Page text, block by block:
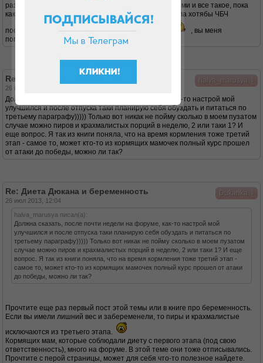
раз сейчас слабак
и 3 этап даже с послаблениями и все такое, пока
как-то не настроилась осилить, вот поэтому и решила хотябы ЧБЧ
пособлюдать, как на на 4 этапе. Может неправа я
, вы меня
поправьте, ежели так
halva_marusya
Re: Диета Дюкана и беременность
26 июл 2013, 10:47
Должна сказать, после почти недели на форуме, как-то настрой мой
улучшился и после отпуска таки планирую себя обуздать и питаться по
третьему параграфу))))) Только вот никак не пойму сколько в моем пузатом
случае можно пиров и крахмалистых порций в неделю, 2 или таки 1? И
еще вопрос. Я так из книги поняла, что на время кормления тоже третий
этап - самое то, может кто-то из кормящих мамочек полный курс прошел
от атаки до победы, можно ли так?
Dukanka
Re: Диета Дюкана и беременность
26 июл 2013, 12:04
halva_marusya писал(а):
Должна сказать, после почти недели на форуме, как-то настрой мой
улучшился и после отпуска таки планирую себя обуздать и питаться по
третьему параграфу))))) Только вот никак не пойму сколько в моем пузатом
случае можно пиров и крахмалистых порций в неделю, 2 или таки 1? И еще
вопрос. Я так из книги поняла, что на время кормления тоже третий этап -
самое то, может кто-то из кормящих мамочек полный курс прошел от атаки
до победы, можно ли так?
Прочтите еще раз первый пост этой темы или в книге про беременность.
Если вы имели лишний вес и забеременели, то пиры и крахмалистые
исключаются из третьего этапа.
Кормящих мам, которые соблюдали диету с первого этапа (под свою
ответственность), много на форуме. В этой теме они тоже отписывались.
Прочтите с перой страницы, может для себя что-то полезное найдете.